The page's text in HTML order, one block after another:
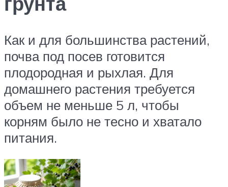
Как и для большинства растений,
почва под посев готовится
плодородная и рыхлая. Для
домашнего растения требуется
объем не меньше 5 л, чтобы
корням было не тесно и хватало
питания.